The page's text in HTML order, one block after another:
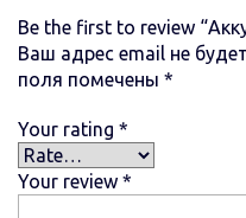
Be the first to review
Ваш адрес email не
поля помечены *
Your rating *
Your review *